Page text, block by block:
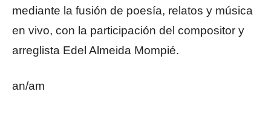
mediante la fusión de poesía, relatos y música
en vivo, con la participación del compositor y
arreglista Edel Almeida Mompié.
an/am